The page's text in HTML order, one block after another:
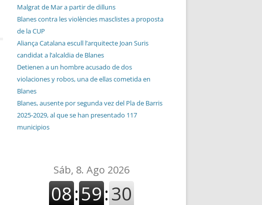
Malgrat de Mar a partir de dilluns
Blanes contra les violències masclistes a proposta
de la CUP
Aliança Catalana escull l’arquitecte Joan Suris
candidat a l’alcaldia de Blanes
Detienen a un hombre acusado de dos
violaciones y robos, una de ellas cometida en
Blanes
Blanes, ausente por segunda vez del Pla de Barris
2025-2029, al que se han presentado 117
municipios